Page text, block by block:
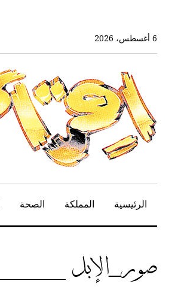
المحتوى
الرئيسي
6 أغسطس، 2026
الرئيسية المملكة الصحة
الوسم:
صور_الإبل